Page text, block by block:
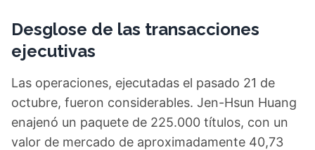
Desglose de las transacciones
ejecutivas
Las operaciones, ejecutadas el pasado 21 de
octubre, fueron considerables. Jen-Hsun Huang
enajenó un paquete de 225.000 títulos, con un
valor de mercado de aproximadamente 40,73